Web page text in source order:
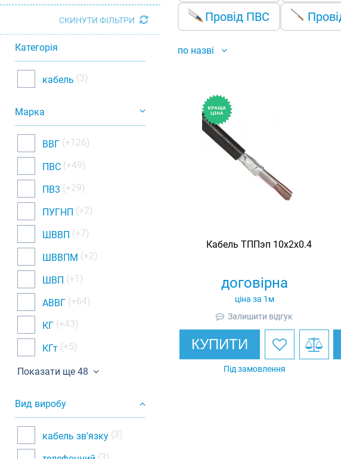
СКИНУТИ ФІЛЬТРИ
Категорія
кабель (3)
Марка
ВВГ (+126)
ПВС (+49)
ПВ3 (+29)
ПУГНП (+2)
ШВВП (+7)
ШВВПМ (+2)
ШВП (+1)
АВВГ (+64)
КГ (+43)
КГт (+5)
Показати ще 48
Вид виробу
кабель зв'язку (3)
Провід ПВС
по назві
Кабель ТППэп 10х2х0.4
договірна
ціна за 1м
Залишити відгук
КУПИТИ
Під замовлення